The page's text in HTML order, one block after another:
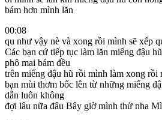
bám hơn mình lăn
00:08
qu như vậy nè và xong rồi mình sẽ xếp
Các bạn cứ tiếp tục làm lăn miếng đậu
phô mai bám đều
trên miếng đậu hũ rồi mình làm xong rồi
bạn mùi thơm bốc lên từ những miếng
dẫn luôn không
đợi lâu nữa đâu Bây giờ mình thử nha